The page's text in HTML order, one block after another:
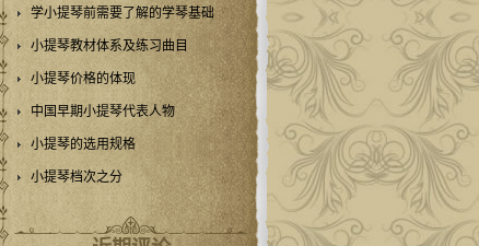
学小提琴前需要了解的学琴基础
小提琴教材体系及练习曲目
小提琴价格的体现
中国早期小提琴代表人物
小提琴的选用规格
小提琴档次之分